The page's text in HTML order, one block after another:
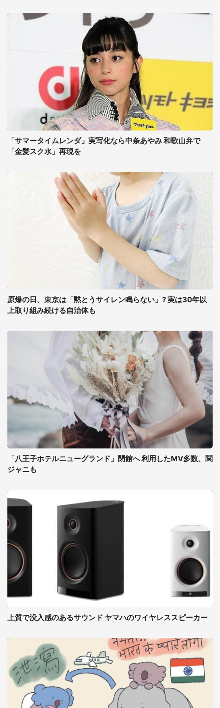
「サマータイムレンダ」実写化なら中条あやみ 和歌山弁で
「金髪スク水」再現を
原爆の日、東京は「黙とうサイレン鳴らない」? 実は30年以
上取り組み続ける自治体も
「八王子ホテルニューグランド」閉館へ 利用したMV多数、関
ジャニも
上質で没入感のあるサウンド ヤマハのワイヤレススピーカー